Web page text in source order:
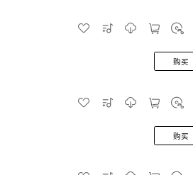
购买
购买